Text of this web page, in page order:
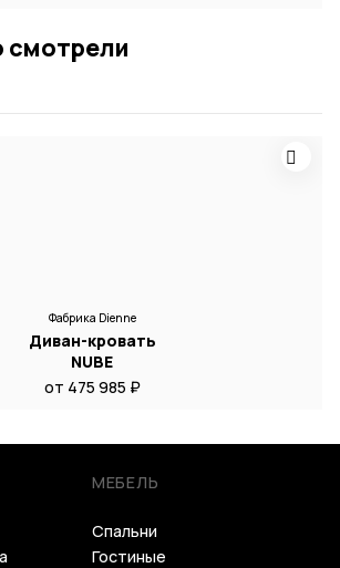
смотрели
Фабрика Dienne
Диван-кровать
NUBE
от 475 985 ₽
МЕБЕЛЬ
Спальни
Гостиные